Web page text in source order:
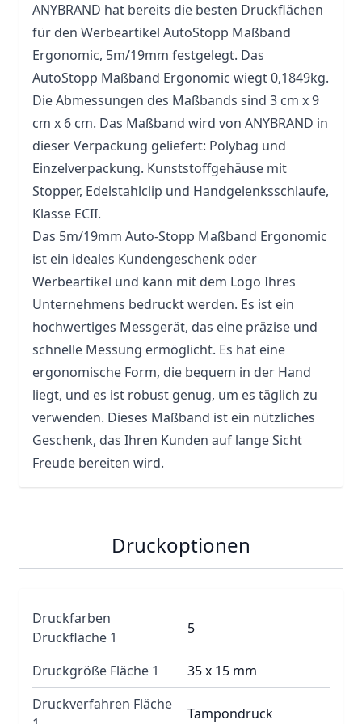
ANYBRAND hat bereits die besten Druckflächen
für den Werbeartikel AutoStopp Maßband
Ergonomic, 5m/19mm festgelegt. Das
AutoStopp Maßband Ergonomic wiegt 0,1849kg.
Die Abmessungen des Maßbands sind 3 cm x 9
cm x 6 cm. Das Maßband wird von ANYBRAND in
dieser Verpackung geliefert: Polybag und
Einzelverpackung. Kunststoffgehäuse mit
Stopper, Edelstahlclip und Handgelenksschlaufe,
Klasse ECII.
Das 5m/19mm Auto-Stopp Maßband Ergonomic
ist ein ideales Kundengeschenk oder
Werbeartikel und kann mit dem Logo Ihres
Unternehmens bedruckt werden. Es ist ein
hochwertiges Messgerät, das eine präzise und
schnelle Messung ermöglicht. Es hat eine
ergonomische Form, die bequem in der Hand
liegt, und es ist robust genug, um es täglich zu
verwenden. Dieses Maßband ist ein nützliches
Geschenk, das Ihren Kunden auf lange Sicht
Freude bereiten wird.
Druckoptionen
Druckfarben
Druckfläche 1
5
Druckgröße Fläche 1
35 x 15 mm
Druckverfahren Fläche
Tampondruck